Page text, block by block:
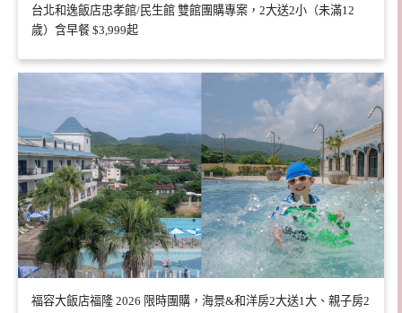
台北和逸飯店忠孝館/民生館 雙館團購專案，2大送2小（未滿12
歲）含早餐 $3,999起
福容大飯店福隆 2026 限時團購，海景&和洋房2大送1大、親子房2